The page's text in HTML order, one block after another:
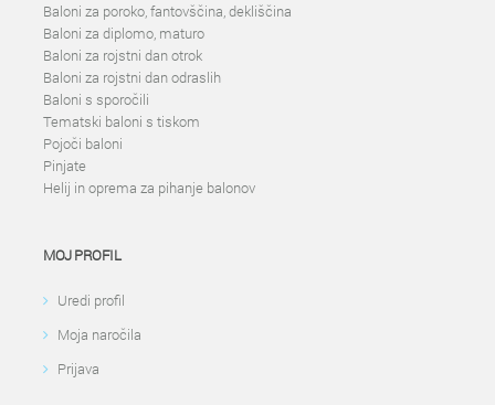
Baloni za poroko, fantovščina, dekliščina
Baloni za diplomo, maturo
Baloni za rojstni dan otrok
Baloni za rojstni dan odraslih
Baloni s sporočili
Tematski baloni s tiskom
Pojoči baloni
Pinjate
Helij in oprema za pihanje balonov
MOJ PROFIL
Uredi profil
Moja naročila
Prijava